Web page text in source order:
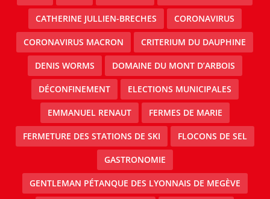
CATHERINE JULLIEN-BRECHES CORONAVIRUS
CORONAVIRUS MACRON CRITERIUM DU DAUPHINE
DENIS WORMS DOMAINE DU MONT D’ARBOIS
DÉCONFINEMENT ELECTIONS MUNICIPALES
EMMANUEL RENAUT FERMES DE MARIE
FERMETURE DES STATIONS DE SKI FLOCONS DE SEL
GASTRONOMIE
GENTLEMAN PÉTANQUE DES LYONNAIS DE MEGÈVE